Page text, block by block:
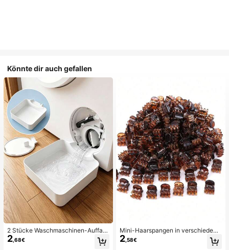
Könnte dir auch gefallen
2 Stücke Waschmaschinen-Auffan
gwanne Tropfschale, wasserdichte
Bodenschutzmatte für Waschraum,
2 ,68€
Mini-Haarspangen in verschiedene
n Farben, geeignet für Frauenfrisure
n und dekorative Haaraccessoires,
2 ,58€